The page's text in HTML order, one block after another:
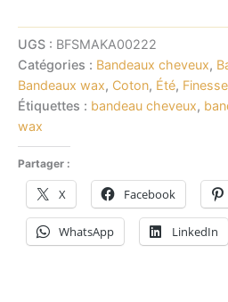
UGS : BFSMAKA00222
Catégories : Bandeaux cheveux,
Bandeaux wax, Coton, Été, Finesse
Étiquettes : bandeau cheveux,
wax
Partager :
X Facebook
WhatsApp LinkedIn